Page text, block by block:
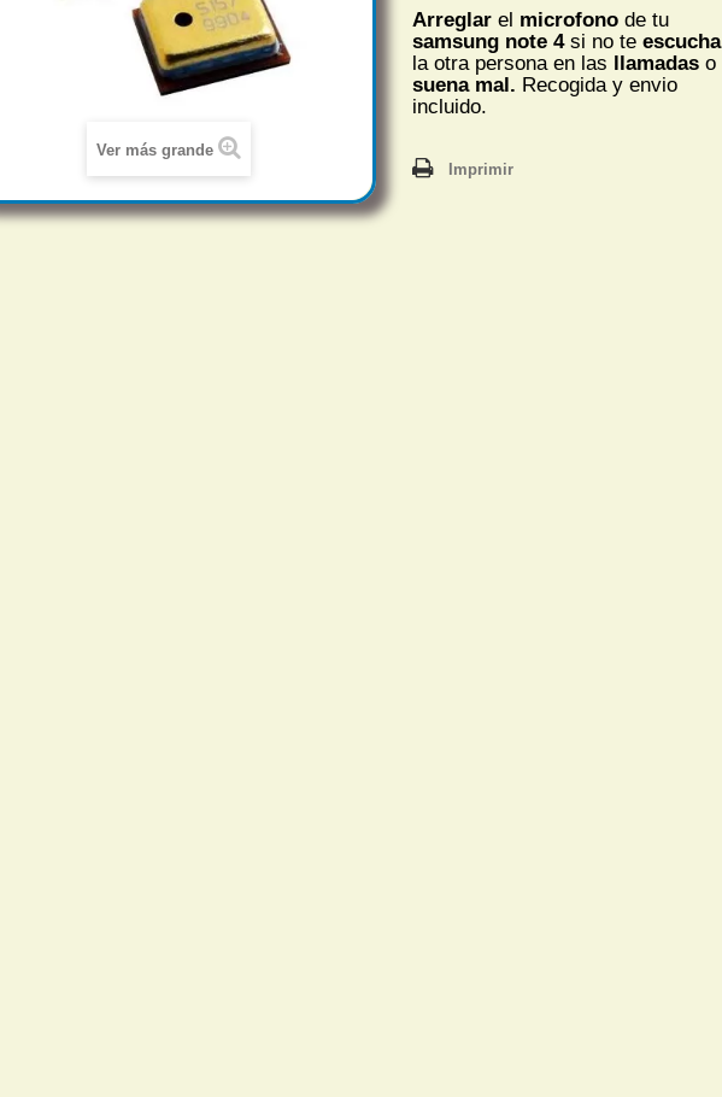
Ver más grande
Arreglar el microfono de tu
samsung note 4si no te escucha
la otra persona en las llamadas o
suena mal. Recogida y envio
incluido.
Imprimir